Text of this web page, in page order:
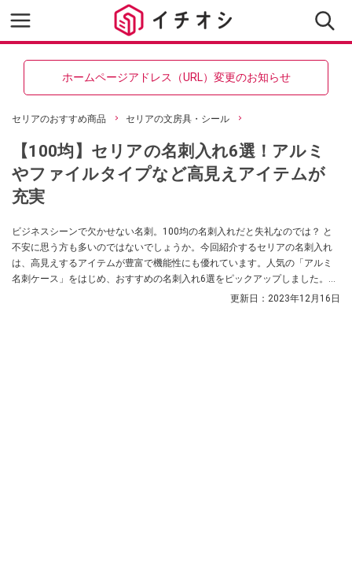
ホームページアドレス（URL）変更のお知らせ
セリアのおすすめ商品 セリアの文房具・シール
【100均】セリアの名刺入れ6選！アルミ
やファイルタイプなど高見えアイテムが
充実
ビジネスシーンで欠かせない名刺。100均の名刺入れだと失礼なのでは？ と
不安に思う方も多いのではないでしょうか。今回紹介するセリアの名刺入れ
は、高見えするアイテムが豊富で機能性にも優れています。人気の「アルミ
名刺ケース」をはじめ、おすすめの名刺入れ6選をピックアップしました。ぜ
更新日： 2023年12月16日